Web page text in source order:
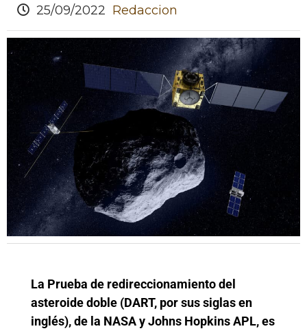
25/09/2022 Redaccion
La Prueba de redireccionamiento del
asteroide doble (DART, por sus siglas en
inglés), de la NASA y Johns Hopkins APL, es